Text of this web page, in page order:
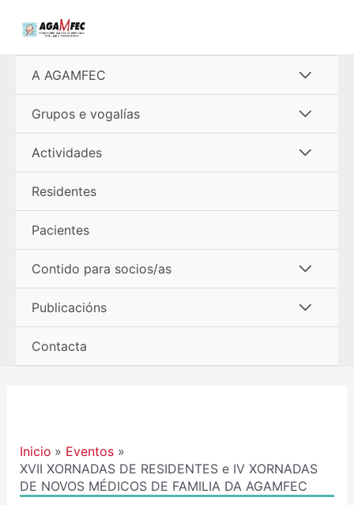
A AGAMFEC
menú
Grupos e vogalías
menú
Actividades
Residentes
Pacientes
Contido para socios/as
menú
Publicacións
Contacta
Inicio
Eventos
XVII XORNADAS DE RESIDENTES e IV XORNADAS
DE NOVOS MÉDICOS DE FAMILIA DA AGAMFEC